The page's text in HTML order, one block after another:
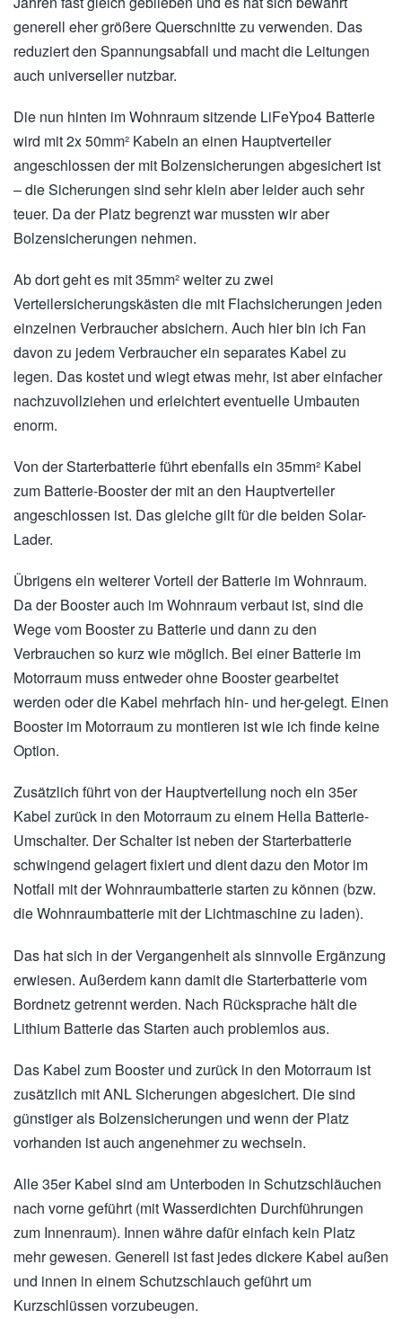
generell eher größere Querschnitte zu verwenden. Das
reduziert den Spannungsabfall und macht die Leitungen
auch universeller nutzbar.
Die nun hinten im Wohnraum sitzende LiFeYpo4 Batterie
wird mit 2x 50mm² Kabeln an einen Hauptverteiler
angeschlossen der mit Bolzensicherungen abgesichert ist
– die Sicherungen sind sehr klein aber leider auch sehr
teuer. Da der Platz begrenzt war mussten wir aber
Bolzensicherungen nehmen.
Ab dort geht es mit 35mm² weiter zu zwei
Verteilersicherungskästen die mit Flachsicherungen jeden
einzelnen Verbraucher absichern. Auch hier bin ich Fan
davon zu jedem Verbraucher ein separates Kabel zu
legen. Das kostet und wiegt etwas mehr, ist aber einfacher
nachzuvollziehen und erleichtert eventuelle Umbauten
enorm.
Von der Starterbatterie führt ebenfalls ein 35mm² Kabel
zum Batterie-Booster der mit an den Hauptverteiler
angeschlossen ist. Das gleiche gilt für die beiden Solar-
Lader.
Übrigens ein weiterer Vorteil der Batterie im Wohnraum.
Da der Booster auch im Wohnraum verbaut ist, sind die
Wege vom Booster zu Batterie und dann zu den
Verbrauchen so kurz wie möglich. Bei einer Batterie im
Motorraum muss entweder ohne Booster gearbeitet
werden oder die Kabel mehrfach hin- und her-gelegt. Einen
Booster im Motorraum zu montieren ist wie ich finde keine
Option.
Zusätzlich führt von der Hauptverteilung noch ein 35er
Kabel zurück in den Motorraum zu einem Hella Batterie-
Umschalter. Der Schalter ist neben der Starterbatterie
schwingend gelagert fixiert und dient dazu den Motor im
Notfall mit der Wohnraumbatterie starten zu können (bzw.
die Wohnraumbatterie mit der Lichtmaschine zu laden).
Das hat sich in der Vergangenheit als sinnvolle Ergänzung
erwiesen. Außerdem kann damit die Starterbatterie vom
Bordnetz getrennt werden. Nach Rücksprache hält die
Lithium Batterie das Starten auch problemlos aus.
Das Kabel zum Booster und zurück in den Motorraum ist
zusätzlich mit ANL Sicherungen abgesichert. Die sind
günstiger als Bolzensicherungen und wenn der Platz
vorhanden ist auch angenehmer zu wechseln.
Alle 35er Kabel sind am Unterboden in Schutzschläuchen
nach vorne geführt (mit Wasserdichten Durchführungen
zum Innenraum). Innen währe dafür einfach kein Platz
mehr gewesen. Generell ist fast jedes dickere Kabel außen
und innen in einem Schutzschlauch geführt um
Kurzschlüssen vorzubeugen.